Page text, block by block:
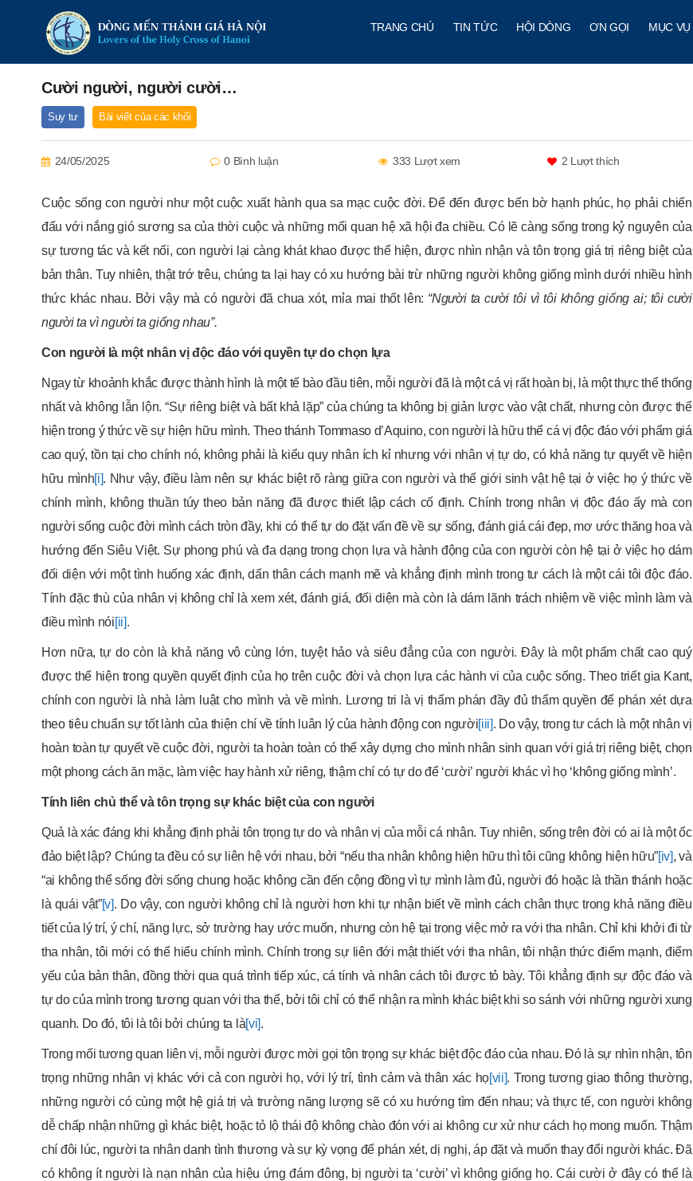
TRANG CHỦ TIN TỨC HỘI DÒNG ƠN GỌI MỤC VỤ
Cười người, người cười…
Suy tư Bài viết của các khối
24/05/2025 0 Bình luận 333 Lượt xem 2 Lượt thích
Cuộc sống con người như một cuộc xuất hành qua sa mạc cuộc đời. Để đến được bến bờ hạnh phúc, họ phải chiến
đấu với nắng gió sương sa của thời cuộc và những mối quan hệ xã hội đa chiều. Có lẽ càng sống trong kỷ nguyên của
sự tương tác và kết nối, con người lại càng khát khao được thể hiện, được nhìn nhận và tôn trọng giá trị riêng biệt của
bản thân. Tuy nhiên, thật trớ trêu, chúng ta lại hay có xu hướng bài trừ những người không giống mình dưới nhiều hình
thức khác nhau. Bởi vậy mà có người đã chua xót, mỉa mai thốt lên: “Người ta cười tôi vì tôi không giống ai; tôi cười
người ta vì người ta giống nhau”.
Con người là một nhân vị độc đáo với quyền tự do chọn lựa
Ngay từ khoảnh khắc được thành hình là một tế bào đầu tiên, mỗi người đã là một cá vị rất hoàn bị, là một thực thể thống
nhất và không lẫn lộn. “Sự riêng biệt và bất khả lặp” của chúng ta không bị giản lược vào vật chất, nhưng còn được thể
hiện trong ý thức về sự hiện hữu mình. Theo thánh Tommaso d’Aquino, con người là hữu thể cá vị độc đáo với phẩm giá
cao quý, tồn tại cho chính nó, không phải là kiểu quy nhân ích kỉ nhưng với nhân vị tự do, có khả năng tự quyết về hiện
hữu mình[i]. Như vậy, điều làm nên sự khác biệt rõ ràng giữa con người và thế giới sinh vật hệ tại ở việc họ ý thức về
chính mình, không thuần túy theo bản năng đã được thiết lập cách cố định. Chính trong nhân vị độc đáo ấy mà con
người sống cuộc đời mình cách tròn đầy, khi có thể tự do đặt vấn đề về sự sống, đánh giá cái đẹp, mơ ước thăng hoa và
hướng đến Siêu Việt. Sự phong phú và đa dạng trong chọn lựa và hành động của con người còn hệ tại ở việc họ dám
đối diện với một tình huống xác định, dấn thân cách mạnh mẽ và khẳng định mình trong tư cách là một cái tôi độc đáo.
Tính đặc thù của nhân vị không chỉ là xem xét, đánh giá, đối diện mà còn là dám lãnh trách nhiệm về việc mình làm và
điều mình nói[ii].
Hơn nữa, tự do còn là khả năng vô cùng lớn, tuyệt hảo và siêu đẳng của con người. Đây là một phẩm chất cao quý
được thể hiện trong quyền quyết định của họ trên cuộc đời và chọn lựa các hành vi của cuộc sống. Theo triết gia Kant,
chính con người là nhà làm luật cho mình và về mình. Lương tri là vị thẩm phán đầy đủ thẩm quyền để phán xét dựa
theo tiêu chuẩn sự tốt lành của thiện chí về tính luân lý của hành động con người[iii]. Do vậy, trong tư cách là một nhân vị
hoàn toàn tự quyết về cuộc đời, người ta hoàn toàn có thể xây dựng cho mình nhân sinh quan với giá trị riêng biệt, chọn
một phong cách ăn mặc, làm việc hay hành xử riêng, thậm chí có tự do để ‘cười’ người khác vì họ ‘không giống mình’.
Tính liên chủ thể và tôn trọng sự khác biệt của con người
Quả là xác đáng khi khẳng định phải tôn trọng tự do và nhân vị của mỗi cá nhân. Tuy nhiên, sống trên đời có ai là một ốc
đảo biệt lập? Chúng ta đều có sự liên hệ với nhau, bởi “nếu tha nhân không hiện hữu thì tôi cũng không hiện hữu”[iv], và
“ai không thể sống đời sống chung hoặc không cần đến cộng đồng vì tự mình làm đủ, người đó hoặc là thần thánh hoặc
là quái vật”[v]. Do vậy, con người không chỉ là người hơn khi tự nhận biết về mình cách chân thực trong khả năng điều
tiết của lý trí, ý chí, năng lực, sở trường hay ước muốn, nhưng còn hệ tại trong việc mở ra với tha nhân. Chỉ khi khởi đi từ
tha nhân, tôi mới có thể hiểu chính mình. Chính trong sự liên đới mật thiết với tha nhân, tôi nhận thức điểm mạnh, điểm
yếu của bản thân, đồng thời qua quá trình tiếp xúc, cá tính và nhân cách tôi được tỏ bày. Tôi khẳng định sự độc đáo và
tự do của mình trong tương quan với tha thể, bởi tôi chỉ có thể nhận ra mình khác biệt khi so sánh với những người xung
quanh. Do đó, tôi là tôi bởi chúng ta là[vi].
Trong mối tương quan liên vị, mỗi người được mời gọi tôn trọng sự khác biệt độc đáo của nhau. Đó là sự nhìn nhận, tôn
trọng những nhân vị khác với cả con người họ, với lý trí, tình cảm và thân xác họ[vii]. Trong tương giao thông thường,
những người có cùng một hệ giá trị và trường năng lượng sẽ có xu hướng tìm đến nhau; và thực tế, con người không
dễ chấp nhận những gì khác biệt, hoặc tỏ lộ thái độ không chào đón với ai không cư xử như cách họ mong muốn. Thậm
chí đôi lúc, người ta nhân danh tình thương và sự kỳ vọng để phán xét, dị nghị, áp đặt và muốn thay đổi người khác. Đã
có không ít người là nạn nhân của hiệu ứng đám đông, bị người ta ‘cười’ vì không giống họ. Cái cười ở đây có thể là